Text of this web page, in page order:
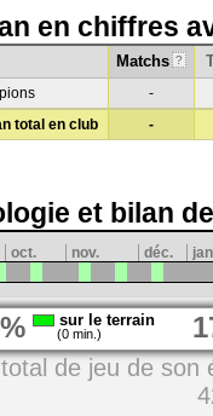
en chiffres
Matchs ?
-
total en club
-
et bilan
oct. nov. déc.
sur le terrain
(0 min.)
de jeu de son